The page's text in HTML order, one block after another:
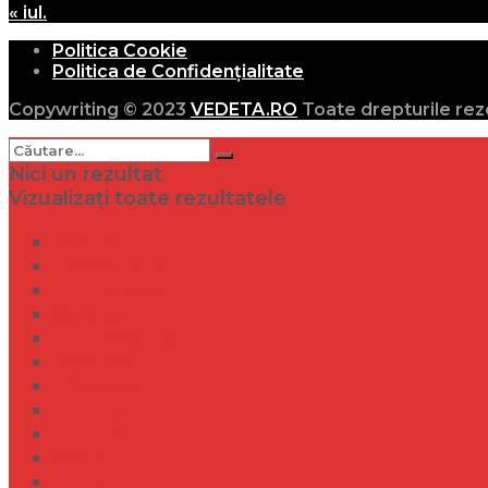
« iul.
Politica Cookie
Politica de Confidențialitate
Copywriting © 2023 VEDETA.RO Toate drepturile
Nici un rezultat
Vizualizați toate rezultatele